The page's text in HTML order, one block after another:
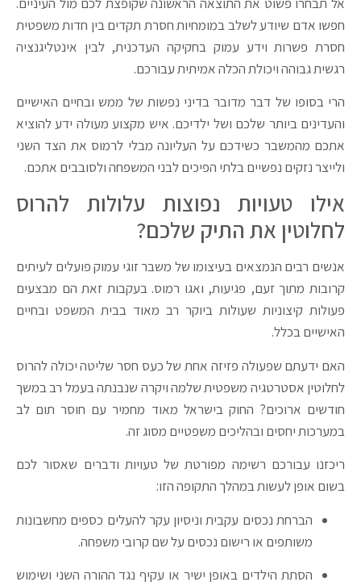
חפשו אדם שיודע לשלב במומחיות חסרת תקדים בין חדות משפטית
חסרת פשרות וידע עמוק בחקיקה העדכנית, לבין אינטליגנציה
רגשית גבוהה ויכולת הכלה אמיתית עבורכם.
הרי בסופו של דבר מדובר בדיני נפשות של ממש ובחיים האישיים
והעדינים ביותר שלכם ושל ילדיכם. איש מקצוע מעולה ידע להוציא
אתכם מהמשבר כשידכם על העליונה מבלי לרמוס את הצד השני
ולייצר נזקים נפשיים בלתי הפיכים לבני המשפחה ולסובבים אתכם.
אילו טעויות נפוצות עלולות להרוס
לחלוטין את התיק שלכם?
אנשים רבים הנמצאים בעיצומו של משבר זוגי עמוק פועלים לעיתים
קרובות מתוך זעם, פגיעות, ואגו רמוס. בעקבות זאת הם מבצעים
פעולות קיצוניות שעולות ביוקר רב מאוד בבית המשפט ובחיים
האישיים בכלל.
האם ידעתם שפעולה פזיזה אחת של כעס חסר שליטה יכולה להרוס
לחלוטין אסטרטגיה משפטית שלמה ויקרה שנבנתה בעמל רב במשך
חודשים ארוכים? החוק בישראל מאוד מחמיר עם חוסר תום לב
במערכות יחסים ובהליכים משפטיים מסוג זה.
ריכזנו עבורכם רשימה מפורטת של טעויות ודברים שאסור לכם
בשום אופן לעשות במהלך התקופה הזו:
הברחת נכסים עקבית וניסיון עקר להעלים כספים מחשבונות
משותפים או רישום נכסים על שם קרובי משפחה.
הסתת הילדים באופן ישיר או עקיף נגד ההורה השני ושימוש